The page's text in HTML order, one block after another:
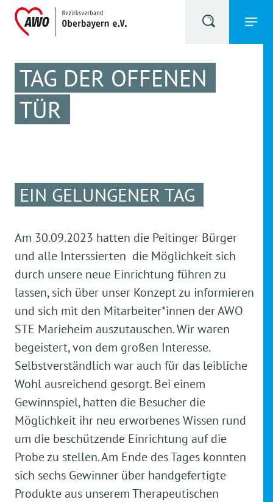
TAG DER OFFENEN
TÜR
EIN GELUNGENER TAG
Am 30.09.2023 hatten die Peitinger Bürger
und alle Interssierten die Möglichkeit sich
durch unsere neue Einrichtung führen zu
lassen, sich über unser Konzept zu informieren
und sich mit den Mitarbeiter*innen der AWO
STE Marieheim auszutauschen. Wir waren
begeistert, von dem großen Interesse.
Selbstverständlich war auch für das leibliche
Wohl ausreichend gesorgt. Bei einem
Gewinnspiel, hatten die Besucher die
Möglichkeit ihr neu erworbenes Wissen rund
um die beschützende Einrichtung auf die
Probe zu stellen. Am Ende des Tages konnten
sich sechs Gewinner über handgefertigte
Produkte aus unserem Therapeutischen